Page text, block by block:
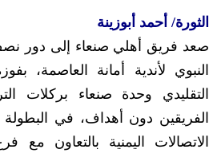
الثورة/ أحمد أبوزينة
صعد فريق أهلي صنعاء إلى دور
النبوي لأندية أمانة العاصمة،
الفريقين دون أهداف، في
الاتصالات اليمنية بالتعاون مع